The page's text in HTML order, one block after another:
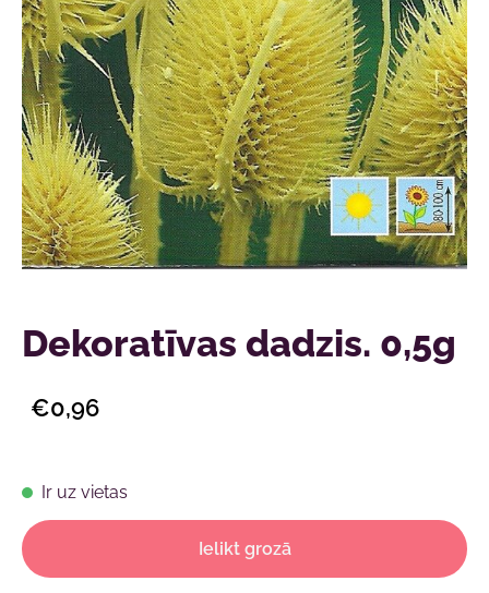
Dekoratīvas dadzis. 0,5g
€0,96
Ir uz vietas
Ielikt grozā